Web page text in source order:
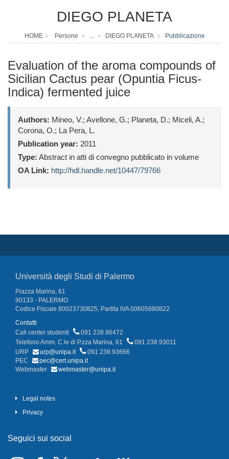
DIEGO PLANETA
HOME Persone ... DIEGO PLANETA Pubblicazione
Evaluation of the aroma compounds of
Sicilian Cactus pear (Opuntia Ficus-
Indica) fermented juice
Authors: Mineo, V.; Avellone, G.; Planeta, D.; Miceli, A.;
Corona, O.; La Pera, L.
Publication year: 2011
Type: Abstract in atti di convegno pubblicato in volume
OA Link: http://hdl.handle.net/10447/79766
Università degli Studi di Palermo
Piazza Marina, 61
90133 - PALERMO
Codice Fiscale 80023730825, Partita IVA 00605880822
Contatti
Call center studenti
091 238 86472
Telefono Amm. C.le di P.zza Marina, 61
091 238 93011
URP
urp@unipa.it
091 238 93666
PEC
pec@cert.unipa.it
Webmaster
webmaster@unipa.it
Legal notes
Privacy
Seguici sui social